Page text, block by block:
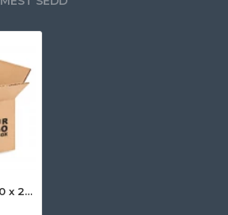
KARTONG 350 x 200 x 250 mm